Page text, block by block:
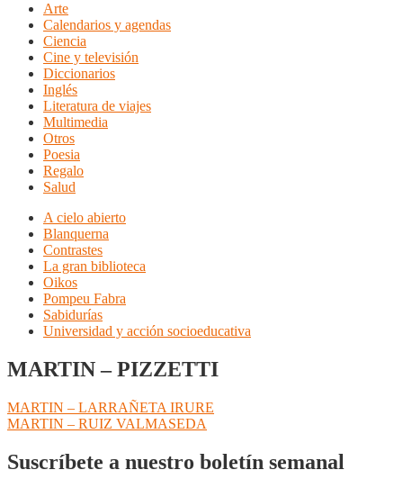
Arte
Calendarios y agendas
Ciencia
Cine y televisión
Diccionarios
Inglés
Literatura de viajes
Multimedia
Otros
Poesia
Regalo
Salud
A cielo abierto
Blanquerna
Contrastes
La gran biblioteca
Oikos
Pompeu Fabra
Sabidurías
Universidad y acción socioeducativa
MARTIN – PIZZETTI
Navegación
de
entradas
Anterior:
MARTIN – LARRAÑETA IRURE
Siguiente:
MARTIN – RUIZ VALMASEDA
Suscríbete a nuestro boletín semanal